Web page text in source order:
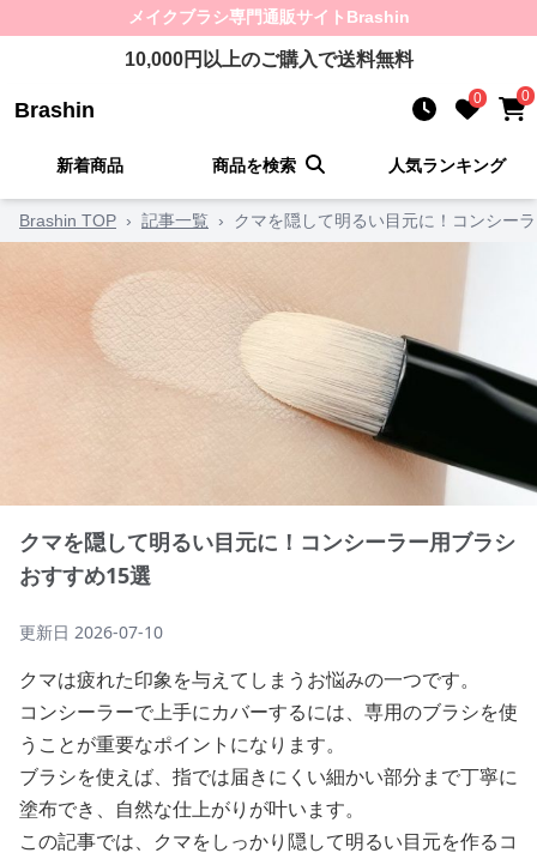
メイクブラシ専門通販サイト Brashin
10,000円以上のご購入で送料無料
Brashin 0 0
新着商品 商品を検索 人気ランキング
Brashin TOP › 記事一覧 › クマを隠して明るい目元に！コンシー
クマを隠して明るい目元に！コンシーラー用ブラシ
おすすめ15選
更新日 2026-07-10
クマは疲れた印象を与えてしまうお悩みの一つです。
コンシーラーで上手にカバーするには、専用のブラシを使
うことが重要なポイントになります。
ブラシを使えば、指では届きにくい細かい部分まで丁寧に
塗布でき、自然な仕上がりが叶います。
この記事では、クマをしっかり隠して明るい目元を作るコ